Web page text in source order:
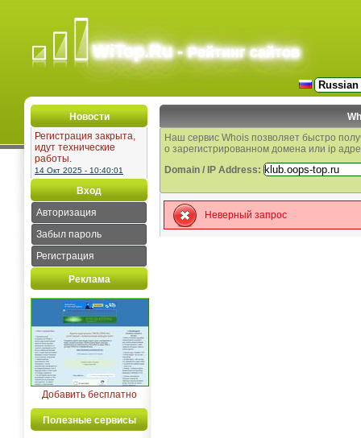
WiTop.Ru -Рейтинг сайтов
Новости
Регистрация закрыта,
идут технические
работы.
14 Окт 2025 - 10:40:01
Вход
Авторизация
Забыл пароль
Регистрация
Реклама
Добавить бесплатно
Полезные сервисы
Наш сервис Whois позволяет быстро
о зарегистрированном домена или ip
Domain / IP Address:
Неверный запрос